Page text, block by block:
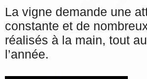
La vigne demande une
constante et de
réalisés à la main, tout
l’année.